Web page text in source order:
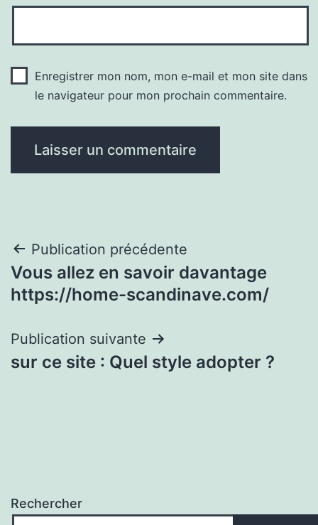
Enregistrer mon nom, mon e-mail et mon site dans
le navigateur pour mon prochain commentaire.
Navigation
de
Publication précédente
Vous allez en savoir davantage
https://home-scandinave.com/
Publication suivante
sur ce site : Quel style adopter ?
Rechercher